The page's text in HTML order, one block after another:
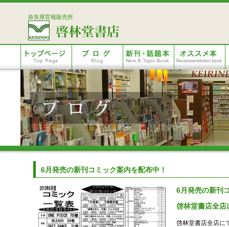
奈良県官報販売所
6月発売の新刊コミック案内を配布中！
6月発売の新刊
啓林堂書店全店
啓林堂書店全店に